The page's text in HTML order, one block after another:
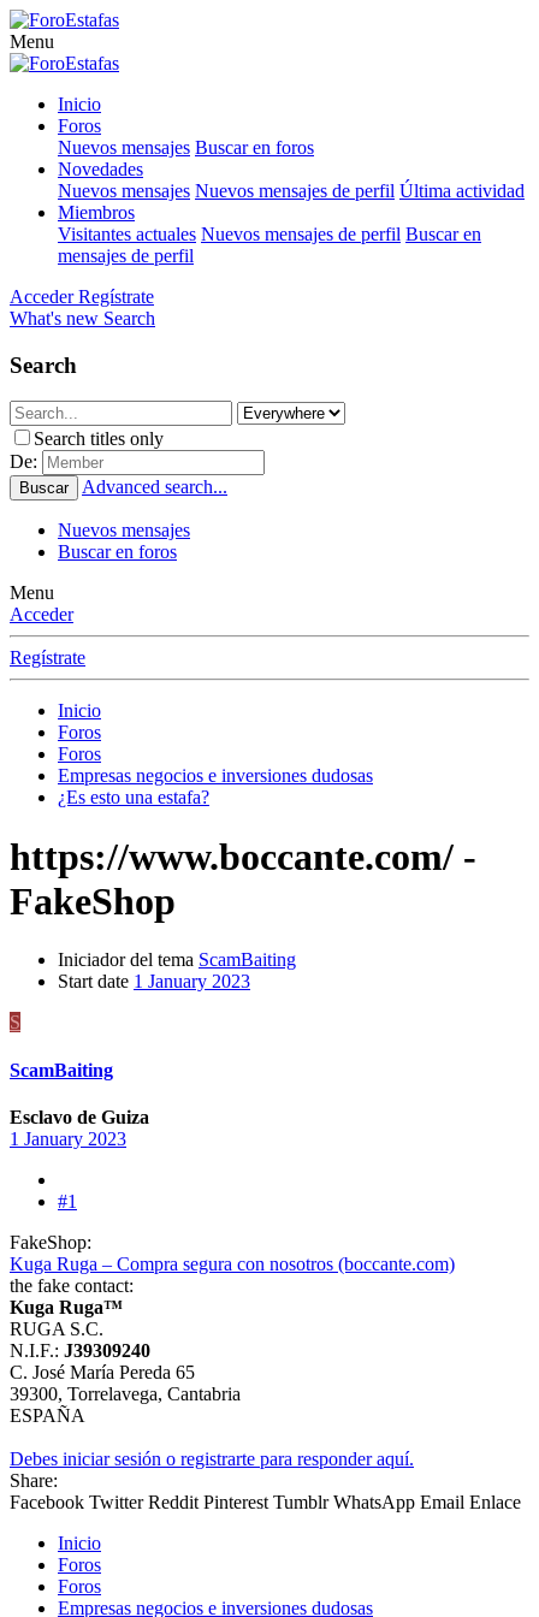
Menu
Inicio
Foros
Nuevos mensajes Buscar en foros
Novedades
Nuevos mensajes Nuevos mensajes de perfil Última actividad
Miembros
Visitantes actuales Nuevos mensajes de perfil Buscar en
mensajes de perfil
Acceder Regístrate
What's new Search
Search
Search titles only
De:
Buscar Advanced search...
Nuevos mensajes
Buscar en foros
Menu
Acceder
Regístrate
Inicio
Foros
Foros
Empresas negocios e inversiones dudosas
¿Es esto una estafa?
https://www.boccante.com/ -
FakeShop
Iniciador del tema ScamBaiting
Start date 1 January 2023
S
ScamBaiting
Esclavo de Guiza
1 January 2023
#1
FakeShop:
Kuga Ruga – Compra segura con nosotros (boccante.com)
the fake contact:
Kuga Ruga™
RUGA S.C.
N.I.F.: J39309240
C. José María Pereda 65
39300, Torrelavega, Cantabria
ESPAÑA
Debes iniciar sesión o registrarte para responder aquí.
Share:
Facebook Twitter Reddit Pinterest Tumblr WhatsApp Email Enlace
Inicio
Foros
Foros
Empresas negocios e inversiones dudosas